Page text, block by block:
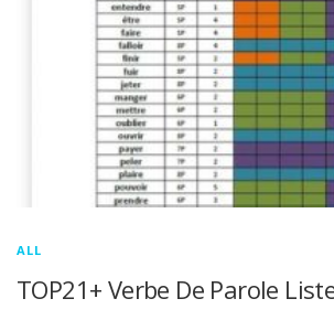
ALL
TOP21+ Verbe De Parole